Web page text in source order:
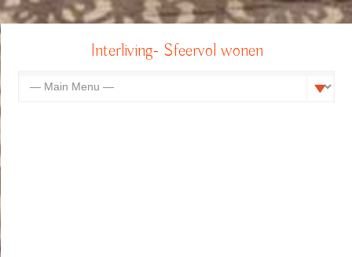
Interliving- Sfeervol wonen